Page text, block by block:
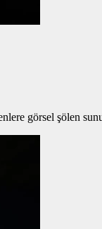
görsel şölen